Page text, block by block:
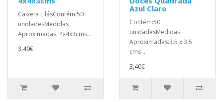
Caixeta LilásContém:50
unidadesMedidas
Aproximadas: 4x4x3cms..
3,40€
Azul Claro
Contém:50
unidadesMedidas
Aproximadas:3.5 x 3.5
cms ..
3,40€